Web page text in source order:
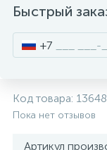
Быстрый
+7
Код товара:
Пока нет отзывов
Артикул